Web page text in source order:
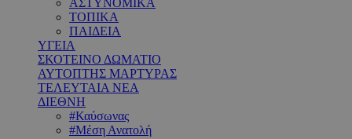
ΑΣΤΥΝΟΜΙΚΑ
ΤΟΠΙΚΑ
ΠΑΙΔΕΙΑ
ΥΓΕΙΑ
ΣΚΟΤΕΙΝΟ ΔΩΜΑΤΙΟ
ΑΥΤΟΠΤΗΣ ΜΑΡΤΥΡΑΣ
ΤΕΛΕΥΤΑΙΑ ΝΕΑ
ΔΙΕΘΝΗ
#Καύσωνας
#Μέση Ανατολή